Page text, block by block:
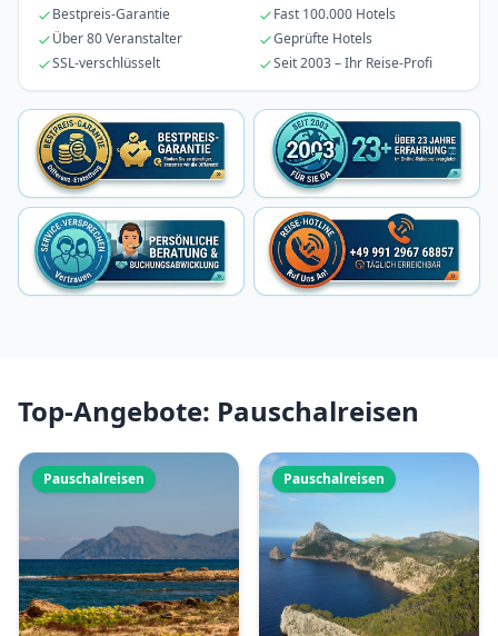
Bestpreis-Garantie
Fast 100.000 Hotels
Über 80 Veranstalter
Geprüfte Hotels
SSL-verschlüsselt
Seit 2003 – Ihr Reise-Profi
Top-Angebote: Pauschalreisen
Pauschalreisen Pauschalreisen